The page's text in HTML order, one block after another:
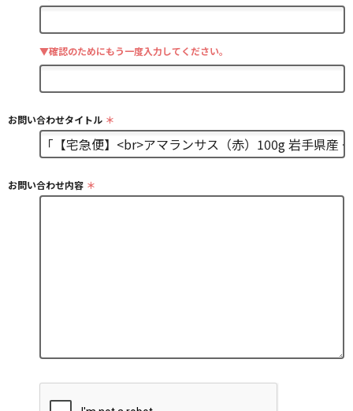
▼確認のためにもう一度入力してください。
お問い合わせタイトル ＊
お問い合わせ内容 ＊